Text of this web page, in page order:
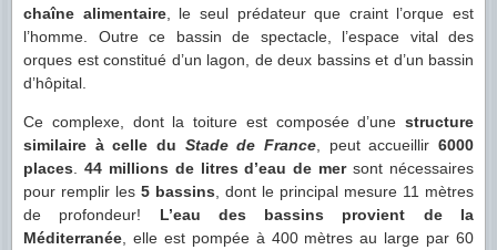
chaîne alimentaire, le seul prédateur que craint l’orque est
l’homme. Outre ce bassin de spectacle, l’espace vital des
orques est constitué d’un lagon, de deux bassins et d’un bassin
d’hôpital.
Ce complexe, dont la toiture est composée d’une structure
similaire à celle du Stade de France , peut accueillir6000
places
44 millions de litres d’eau de mersont nécessaires
pour remplir les 5 bassins , dont le principal mesure 11 mètres
de profondeur! L’eau des bassins provient de la
Méditerranée , elle est pompée à 400 mètres au large par 60